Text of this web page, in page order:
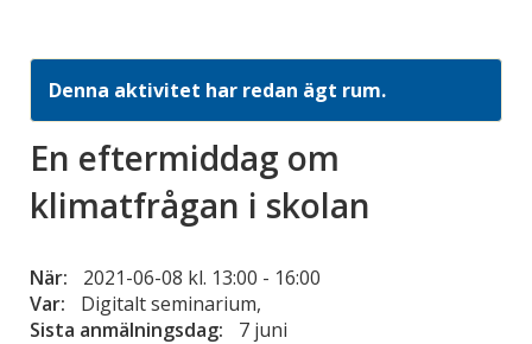
Denna aktivitet har redan ägt rum.
En eftermiddag om
klimatfrågan i skolan
När: 2021-06-08 kl. 13:00 - 16:00
Var:
Digitalt seminarium,
Sista anmälningsdag:
7 juni